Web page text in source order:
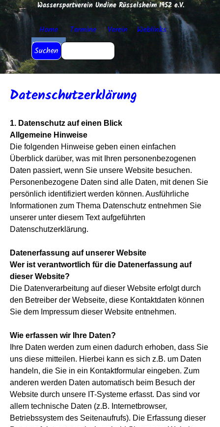
Direkt zum Seiteninhalt
Wassersportverein Undine Rüsselsheim 1952 e.V.
Menü überspringen
Home Termine ▼
Verein ▼
Weblinks
Impressum
▼
Suchen
Datenschutzerklärung
1. Datenschutz auf einen Blick
Allgemeine Hinweise
Die folgenden Hinweise geben einen einfachen
Überblick darüber, was mit Ihren personenbezogenen
Daten passiert, wenn Sie unsere Website besuchen.
Personenbezogene Daten sind alle Daten, mit denen Sie
persönlich identifiziert werden können. Ausführliche
Informationen zum Thema Datenschutz entnehmen Sie
unserer unter diesem Text aufgeführten
Datenschutzerklärung.
Datenerfassung auf unserer Website
Wer ist verantwortlich für die Datenerfassung auf
dieser Website?
Die Datenverarbeitung auf dieser Website erfolgt durch
den Betreiber der Webseite, diese Kontaktdaten können
Sie dem Impressum dieser Website entnehmen.
Wie erfassen wir Ihre Daten?
Ihre Daten werden zum einen dadurch erhoben, dass Sie
uns diese mitteilen. Hierbei kann es sich z.B. um Daten
handeln, die Sie in ein Kontaktformular eingeben. Zum
anderen werden Daten automatisch beim Besuch der
Website durch unsere IT-Systeme erfasst. Das sind vor
allem technische Daten (z.B. Internetbrowser,
Betriebssystem des Seitenaufrufs). Die Erfassung dieser